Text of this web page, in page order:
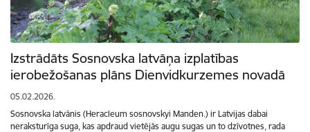
Izstrādāts Sosnovska latvāņa izplatības
ierobežošanas plāns Dienvidkurzemes novadā
05.02.2026.
Sosnovska latvānis (Heracleum sosnovskyi Manden.) ir Latvijas dabai
neraksturīga suga, kas apdraud vietējās augu sugas un to dzīvotnes, rada